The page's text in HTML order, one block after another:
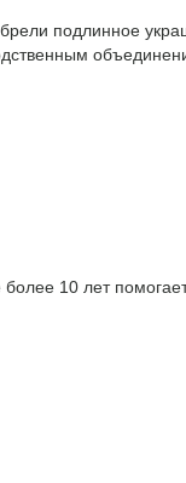
подлинное
10 лет